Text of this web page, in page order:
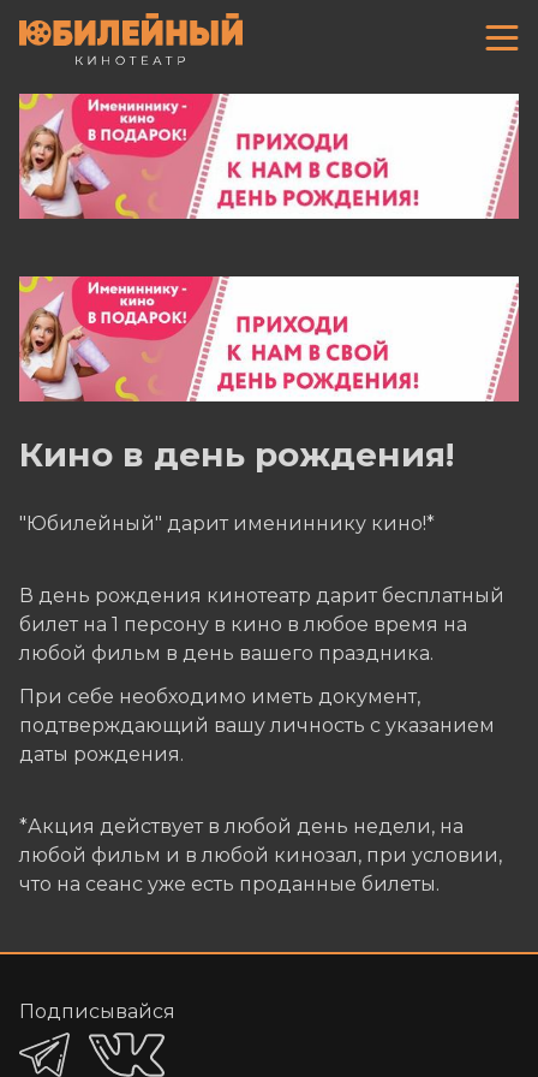
Кино в день рождения!
"Юбилейный" дарит имениннику кино!*
В день рождения кинотеатр дарит бесплатный
билет на 1 персону в кино в любое время на
любой фильм в день вашего праздника.
При себе необходимо иметь документ,
подтверждающий вашу личность с указанием
даты рождения.
*Акция действует в любой день недели, на
любой фильм и в любой кинозал, при условии,
что на сеанс уже есть проданные билеты.
Подписывайся